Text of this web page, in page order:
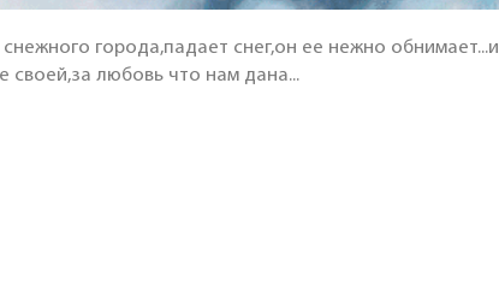
города,падает снег,он ее нежно обнимает...и
своей,за любовь что нам дана...